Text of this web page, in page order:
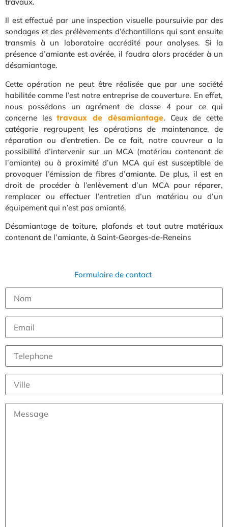
Il est effectué par une inspection visuelle poursuivie par des
sondages et des prélèvements d’échantillons qui sont ensuite
transmis à un laboratoire accrédité pour analyses. Si la
présence d’amiante est avérée, il faudra alors procéder à un
désamiantage.
Cette opération ne peut être réalisée que par une société
habilitée comme l’est notre entreprise de couverture. En effet,
nous possédons un agrément de classe 4 pour ce qui
concerne lestravaux de désamiantage. Ceux de cette
catégorie regroupent les opérations de maintenance, de
réparation ou d’entretien. De ce fait, notre couvreur a la
possibilité d’intervenir sur un MCA (matériau contenant de
l’amiante) ou à proximité d’un MCA qui est susceptible de
provoquer l’émission de fibres d’amiante. De plus, il est en
droit de procéder à l’enlèvement d’un MCA pour réparer,
remplacer ou effectuer l’entretien d’un matériau ou d’un
équipement qui n’est pas amianté.
Désamiantage de toiture, plafonds et tout autre matériaux
contenant de l’amiante, à Saint-Georges-de-Reneins
Formulaire de contact